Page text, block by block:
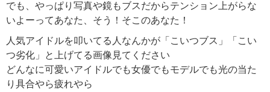
でも、やっぱり写真や鏡もブスだからテンション上がらな
いよーってあなた、そう！そこのあなた！
人気アイドルを叩いてる人なんかが「こいつブス」「こい
つ劣化」と上げてる画像見てください
どんなに可愛いアイドルでも女優でもモデルでも光の当た
り具合やら疲れやら